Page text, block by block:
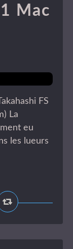
Mac
FS
La
eu
les lueurs